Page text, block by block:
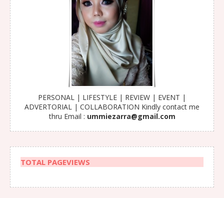
PERSONAL | LIFESTYLE | REVIEW | EVENT |
ADVERTORIAL | COLLABORATION Kindly contact me
thru Email : ummiezarra@gmail.com
TOTAL PAGEVIEWS